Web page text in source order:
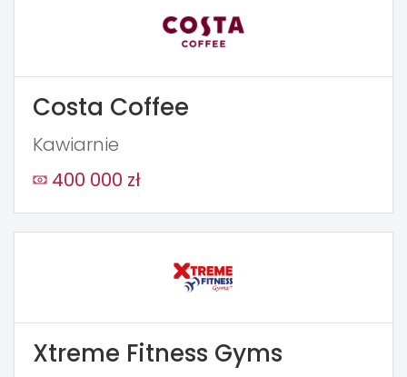
Costa Coffee
Kawiarnie
400 000 zł
Xtreme Fitness Gyms